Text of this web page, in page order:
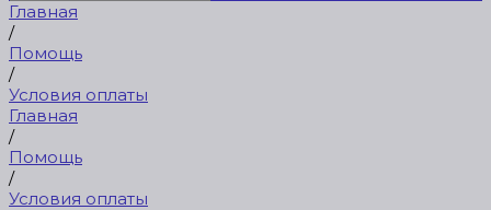
Главная
/
Помощь
/
Условия оплаты
Главная
/
Помощь
/
Условия оплаты